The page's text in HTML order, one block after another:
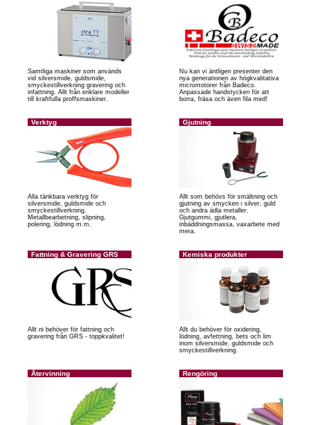
Samtliga maskiner som används
vid silversmide, guldsmide,
smyckestillverkning gravering och
infattning. Allt från enklare modeller
till kraftfulla proffsmaskiner.
Nu kan vi äntligen presenter den
nya generationen av högkvalitativa
micromotorer från Badeco.
Anpassade handstycken för att
borra, fräsa och även fila med!
Verktyg
Alla tänkbara verktyg för
silversmide, guldsmide och
smyckestillverkning.
Metallbearbetning, slipning,
polering, lödning m.m.
Gjutning
Allt som behövs för smältning och
gjutning av smycken i silver, guld
och andra ädla metaller.
Gjutgummi, gjutlera,
inbäddningsmassa, vaxarbete med
mera.
Fattning & Gravering GRS
Allt ni behöver för fattning och
gravering från GRS - toppkvalitet!
Kemiska produkter
Allt du behöver för oxidering,
lödning, avfettning, bets och lim
inom silversmide, guldsmide och
smyckestillverkning.
Återvinning Rengöring